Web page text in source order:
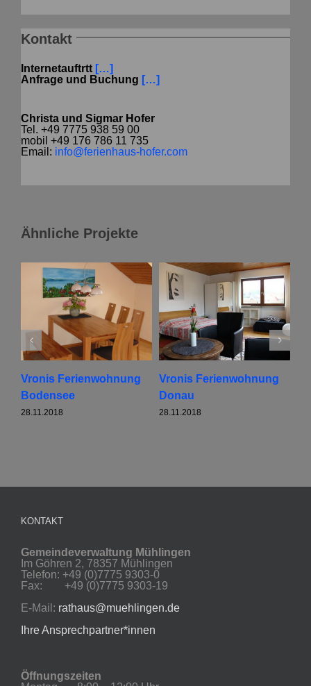
Kontakt
Internetauftrtt […]
Anfrage und Buchung […]
Christa und Sigmar Hofer
Tel. +49 7775 938 59 00
mobil +49 176 786 11 735
Email: info@ferienhaus-hofer.com
Ähnliche Projekte
Vronis Ferienwohnung
Bodensee
28.11.2018
Vronis Ferienwohnung
Donau
28.11.2018
KONTAKT
Gemeindeverwaltung Mühlingen
Im Göhren 2, 78357 Mühlingen
Telefon: +49 (0)7775 9303-0
Fax: +49 (0)7775 9303-19
E-Mail: rathaus@muehlingen.de
Ihre Ansprechpartner*innen
Öffnungszeiten